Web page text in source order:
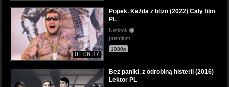
01:06:37
Popek. Każda z blizn (2022) Cały film
PL
Netlook
premium
1080p
Bez paniki, z odrobiną histerii (2016)
Lektor PL